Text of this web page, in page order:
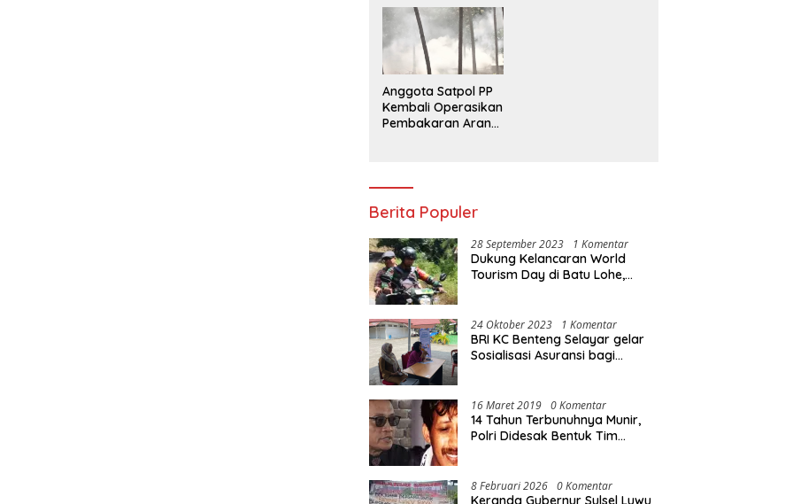
Kekompakan dan
Budaya Kerja Sehat
Anggota Satpol PP
Kembali Operasikan
Pembakaran Arang,
Berita Populer
28 September 2023 1 Komentar
Dukung Kelancaran World
Tourism Day di Batu Lohe,
Motor Dinas
24 Oktober 2023 1 Komentar
BRI KC Benteng Selayar gelar
Sosialisasi Asuransi bagi
16 Maret 2019 0 Komentar
14 Tahun Terbunuhnya Munir,
Polri Didesak Bentuk Tim
8 Februari 2026 0 Komentar
Keranda Gubernur Sulsel Luwu